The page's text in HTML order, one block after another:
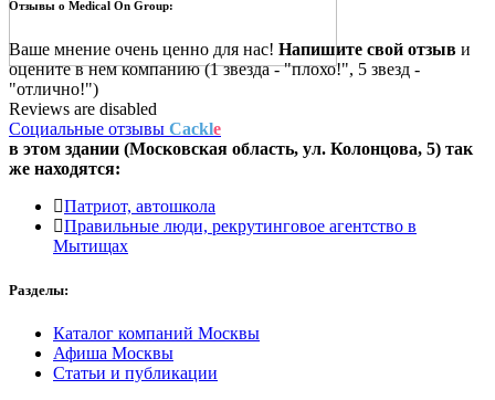
Отзывы о Medical On Group:
Ваше мнение очень ценно для нас! Напишите свой отзыв и
оцените в нем компанию (1 звезда - "плохо!", 5 звезд -
"отлично!")
Reviews are disabled
Социальные отзывы Cackle
в этом здании (Московская область, ул. Колонцова, 5) так
же находятся:
Патриот, автошкола
Правильные люди, рекрутинговое агентство в
Мытищах
Разделы:
Каталог компаний Москвы
Афиша Москвы
Статьи и публикации